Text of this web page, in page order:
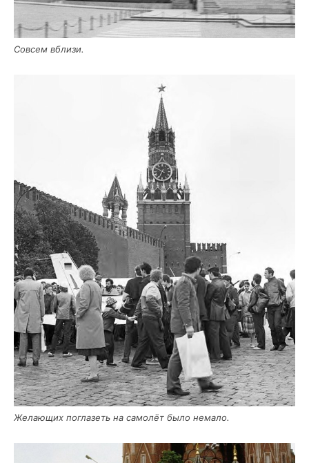
Совсем вбли­зи.
Жела­ю­щих погла­зеть на само­лёт было немало.